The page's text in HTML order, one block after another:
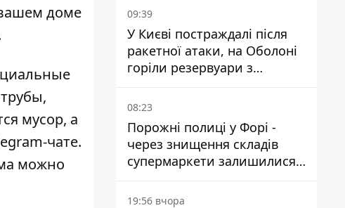
доме
мусор, а
чате.
можно
09:39
У Києві постраждалі після
ракетної атаки, на Оболоні
горіли резервуари з
паливом
08:23
Порожні полиці у Форі -
через знищення складів
супермаркети залишилися
без асортименту
19:56 вчора